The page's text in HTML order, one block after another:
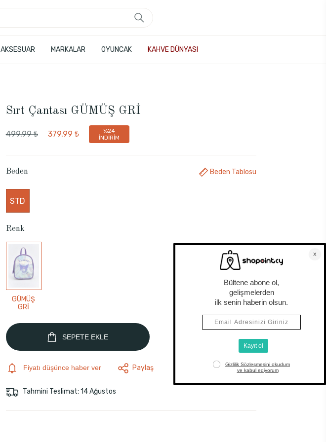
AKSESUAR MARKALAR OYUNCAK KAHVE DÜNYASI
Sırt Çantası GÜMÜŞ GRİ
499,99 ₺ 379,99 ₺
%24
İNDİRİM
Beden Beden Tablosu
STD
Renk
GÜMÜŞ
GRİ
SEPETE EKLE
Fiyatı düşünce haber ver Paylaş
Tahmini Teslimat: 14 Ağustos